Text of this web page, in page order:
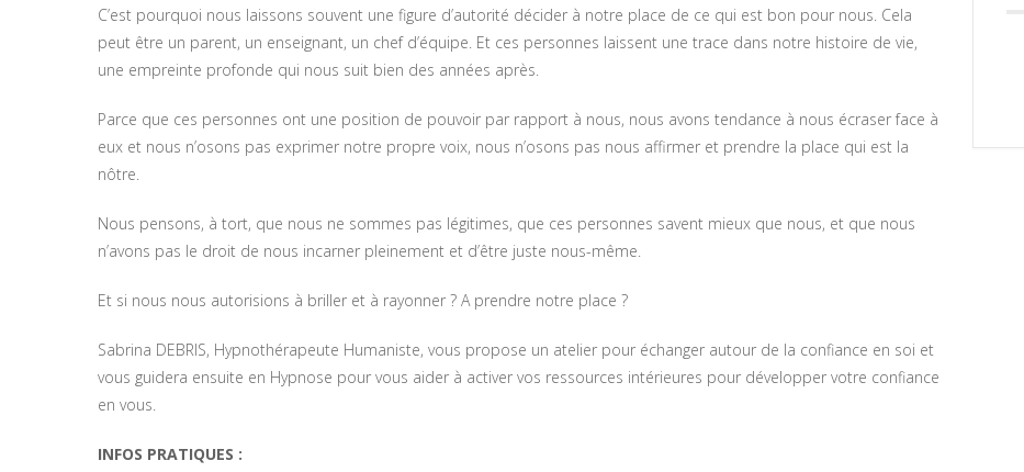
C’est pourquoi nous laissons souvent une figure d’autorité décider à notre place de ce qui est bon pour nous. Cela
peut être un parent, un enseignant, un chef d’équipe. Et ces personnes laissent une trace dans notre histoire de vie,
une empreinte profonde qui nous suit bien des années après.
Parce que ces personnes ont une position de pouvoir par rapport à nous, nous avons tendance à nous écraser face à
eux et nous n’osons pas exprimer notre propre voix, nous n’osons pas nous affirmer et prendre la place qui est la
nôtre.
Nous pensons, à tort, que nous ne sommes pas légitimes, que ces personnes savent mieux que nous, et que nous
n’avons pas le droit de nous incarner pleinement et d’être juste nous-même.
Et si nous nous autorisions à briller et à rayonner ? A prendre notre place ?
Sabrina DEBRIS, Hypnothérapeute Humaniste, vous propose un atelier pour échanger autour de la confiance en soi et
vous guidera ensuite en Hypnose pour vous aider à activer vos ressources intérieures pour développer votre confiance
en vous.
INFOS PRATIQUES :